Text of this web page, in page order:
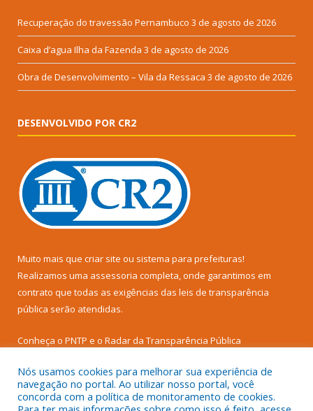
Recuperação do travessão Pernambuco 3 de agosto de 2026
Caixa d’agua Ilha da Fazenda 3 de agosto de 2026
Obra de Desenvolvimento – Vila da Ressaca 3 de agosto de 2026
DESENVOLVIDO POR CR2
Muito mais que criar site ou sistema para prefeituras!
Realizamos uma assessoria completa, onde garantimos em
contrato que todas as exigências das leis de transparência
pública serão atendidas.
Conheça o PNTP e o Radar da Transparência Pública
Nós usamos cookies para melhorar sua experiência de
navegação no portal. Ao utilizar nosso portal, você
concorda com a política de monitoramento de cookies.